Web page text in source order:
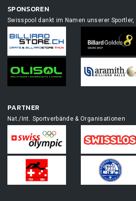
SPONSOREN
Swisspool dankt im Namen unserer
PARTNER
Nat./Int. Sportverbände & Organisationen